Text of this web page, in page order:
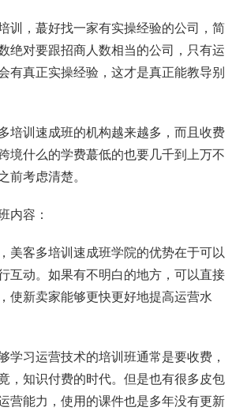
训，蕞好找一家有实操经验的公司，简
绝对要跟招商人数相当的公司，只有运
有真正实操经验，这才是真正能教导别
培训速成班的机构越来越多，而且收费
境什么的学费蕞低的也要几千到上万不
前考虑清楚。
内容：
美客多培训速成班学院的优势在于可以
互动。如果有不明白的地方，可以直接
使新卖家能够更快更好地提高运营水
学习运营技术的培训班通常是要收费，
，知识付费的时代。但是也有很多皮包
营能力，使用的课件也是多年没有更新